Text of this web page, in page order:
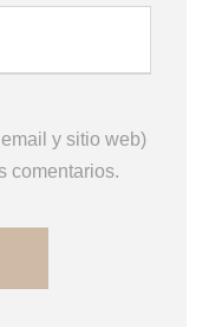
y sitio web)
comentarios.